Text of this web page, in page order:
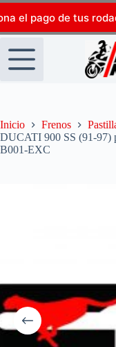
el pago de tus
Inicio Frenos
DUCATI 900 SS (91-97)
B001-EXC